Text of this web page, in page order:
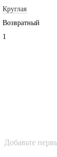
Круглая
Возвратный
1
Добавьте